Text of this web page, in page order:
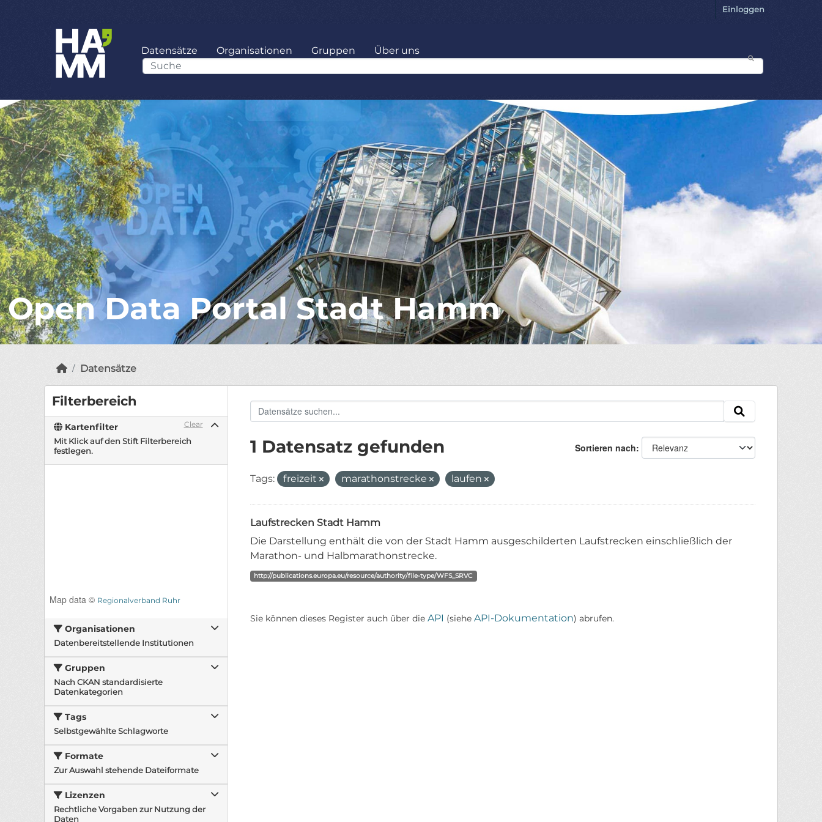
Einloggen
Datensätze Organisationen Gruppen Über uns
Open Data Portal Stadt Hamm
Datensätze
Filterbereich
Clear
Kartenfilter
Mit Klick auf den Stift Filterbereich
festlegen.
Map data © Regionalverband Ruhr
Organisationen
Datenbereitstellende Institutionen
Gruppen
Nach CKAN standardisierte
Datenkategorien
Tags
Selbstgewählte Schlagworte
Formate
Zur Auswahl stehende Dateiformate
Lizenzen
Rechtliche Vorgaben zur Nutzung der
Daten
Sortieren nach
1 Datensatz gefunden
Tags: freizeit marathonstrecke laufen
Laufstrecken Stadt Hamm
Die Darstellung enthält die von der Stadt Hamm ausgeschilderten Laufstrecken einschließlich der
Marathon- und Halbmarathonstrecke.
http://publications.europa.eu/resource/authority/file-type/WFS_SRVC
Sie können dieses Register auch über die API (siehe API-Dokumentation) abrufen.